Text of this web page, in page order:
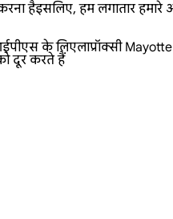
हैइसलिए, हम लगातार
के लिएलाप्रॉक्सी
दूर करते हैं